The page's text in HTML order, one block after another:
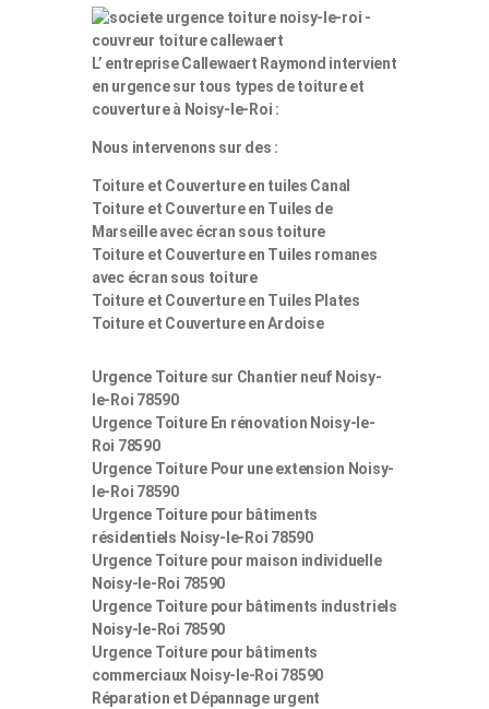
L’ entreprise Callewaert Raymond intervient
en urgence sur tous types de toiture et
couverture à Noisy-le-Roi :
Nous intervenons sur des :
Toiture et Couverture en tuiles Canal
Toiture et Couverture en Tuiles de
Marseille avec écran sous toiture
Toiture et Couverture en Tuiles romanes
avec écran sous toiture
Toiture et Couverture en Tuiles Plates
Toiture et Couverture en Ardoise
Urgence Toiture sur Chantier neuf Noisy-
le-Roi 78590
Urgence Toiture En rénovation Noisy-le-
Roi 78590
Urgence Toiture Pour une extension Noisy-
le-Roi 78590
Urgence Toiture pour bâtiments
résidentiels Noisy-le-Roi 78590
Urgence Toiture pour maison individuelle
Noisy-le-Roi 78590
Urgence Toiture pour bâtiments industriels
Noisy-le-Roi 78590
Urgence Toiture pour bâtiments
commerciaux Noisy-le-Roi 78590
Réparation et Dépannage urgent